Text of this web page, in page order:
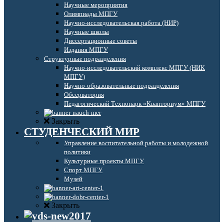
Научные мероприятия
Олимпиады МПГУ
Научно-исследовательская работа (НИР)
Научные школы
Диссертационные советы
Издания МПГУ
Структурные подразделения
Научно-исследовательский комплекс МПГУ (НИК
МПГУ)
Научно-образовательные подразделения
Обсерватория
Педагогический Технопарк «Кванториум» МПГУ
Закрыть
СТУДЕНЧЕСКИЙ МИР
Управление воспитательной работы и молодежной
политики
Культурные проекты МПГУ
Спорт МПГУ
Музей
Закрыть